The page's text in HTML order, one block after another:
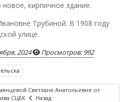
кирпичное здание.
Трубиной. В 1908 году
улице.
2024 Просмотров: 992
Светлане Анатольевне от
СЦБК
Назад